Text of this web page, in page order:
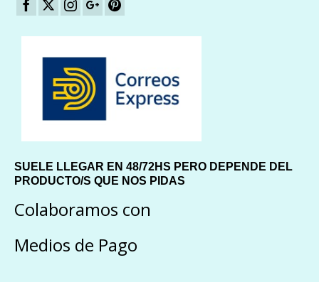
SUELE LLEGAR EN 48/72HS PERO DEPENDE DEL
PRODUCTO/S QUE NOS PIDAS
Colaboramos con
Medios de Pago